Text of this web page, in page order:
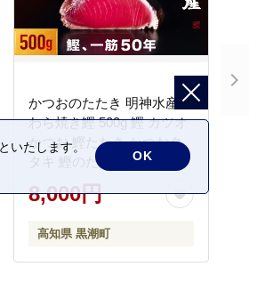
かつおのたたき 明神水産
わら焼き鰹 500g 鰹 カツオ
かつお 鰹たたき かつおタ
タキ 鰹のたたき かつおの
タタキ 藁焼き わら焼き 魚
さかな 海鮮 刺身 お刺身 冷
ご当地 本場 高知 黒潮町 ギ
フト 贈答品 人気 返礼品 ふ
8,000円
高知県 黒潮町
いたします。
OK